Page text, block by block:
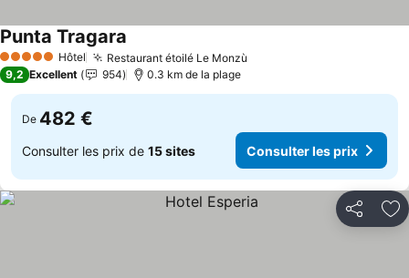
5 Étoiles Hôtel Restaurant étoilé Le Monzù
Punta Tragara
9,2 Excellent 954 0.3 km de la plage
De 482 €
Consulter les prix de 15 sites Consulter les prix
Partager